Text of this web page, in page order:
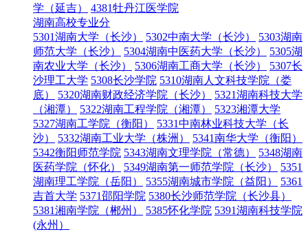
学（延吉）
4381牡丹江医学院
湖南高校专业分
5301湖南大学（长沙）
5302中南大学（长沙）
5303湖南
师范大学（长沙）
5304湖南中医药大学（长沙）
5305湖
南农业大学（长沙）
5306湖南工商大学（长沙）
5307长
沙理工大学 5308长沙学院 5310湖南人文科技学院（娄
底）
5320湖南财政经济学院（长沙）
5321湖南科技大学
（湘潭）
5322湖南工程学院（湘潭）
5323湘潭大学
5327湖南工学院（衡阳）
5331中南林业科技大学（长
沙）
5332湖南工业大学（株洲）
5341南华大学（衡阳）
5342衡阳师范学院 5343湖南文理学院（常德）
5348湖南
医药学院（怀化）
5349湖南第一师范学院（长沙）
5351
湖南理工学院（岳阳）
5355湖南城市学院（益阳）
5361
吉首大学 5371邵阳学院 5380长沙师范学院（长沙县）
5381湘南学院（郴州）
5385怀化学院 5391湖南科技学院
(永州）